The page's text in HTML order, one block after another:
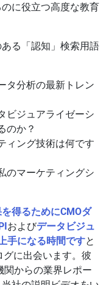
に役立つ高度な教育
る「認知」検索用語
タ分析の最新トレン
ビジュアライゼーシ
のか？
ィング技術は何です
のマーケティングシ
得るためにCMOダ
およびデータビジュ
手になる時間ですと
に出会います。彼
関からの業界レポー